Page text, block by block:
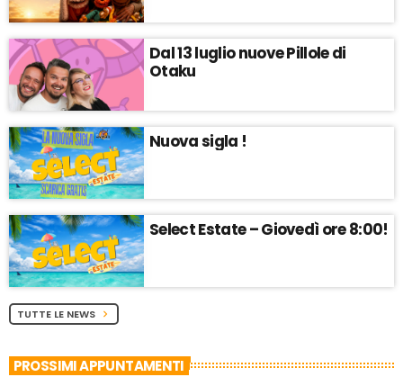
Dal 13 luglio nuove Pillole di
Otaku
Nuova sigla !
Select Estate – Giovedì ore 8:00!
TUTTE LE NEWS chevron_right
PROSSIMI APPUNTAMENTI